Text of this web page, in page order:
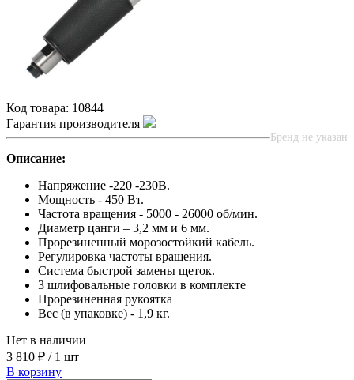
Код товара: 10844
Гарантия производителя
Бренд не указан
Описание:
Напряжение -220 -230В.
Мощность - 450 Вт.
Частота вращения - 5000 - 26000 об/мин.
Диаметр цанги – 3,2 мм и 6 мм.
Прорезиненный морозостойкий кабель.
Регулировка частоты вращения.
Система быстрой замены щеток.
3 шлифовальные головки в комплекте
Прорезиненная рукоятка
Вес (в упаковке) - 1,9 кг.
Нет в наличии
3 810 ₽ / 1 шт
В корзину